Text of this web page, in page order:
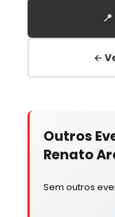
←
Outros
Renato
Sem outros